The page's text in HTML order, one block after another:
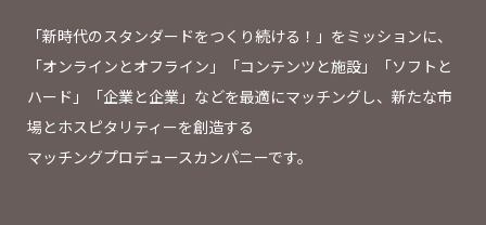
「新時代のスタンダードをつくり続ける！」をミッションに、
「オンラインとオフライン」「コンテンツと施設」「ソフトと
ハード」「企業と企業」などを最適にマッチングし、新たな市
場とホスピタリティーを創造する
マッチングプロデュースカンパニーです。